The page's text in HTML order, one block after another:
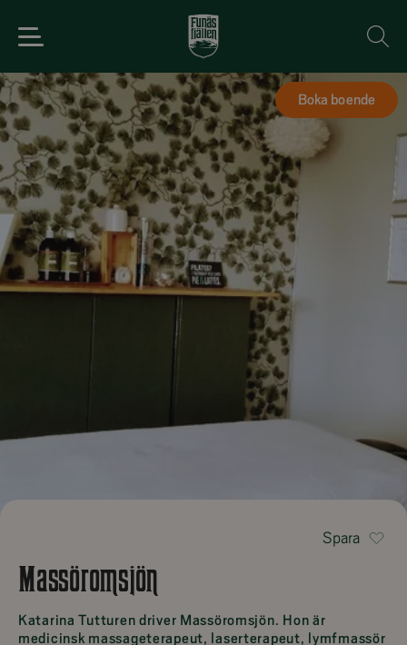
Boka boende
Spara
Massöromsjön
Katarina Tutturen driver Massöromsjön. Hon är
medicinsk massageterapeut, laserterapeut, lymfmassör